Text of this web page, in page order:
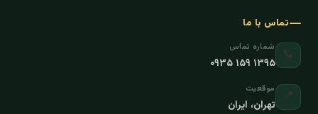
تماس با ما
📞 شماره تماس
۰۹۳۵ ۱۵۹ ۱۳۹۵
📍 موقعیت
تهران، ایران